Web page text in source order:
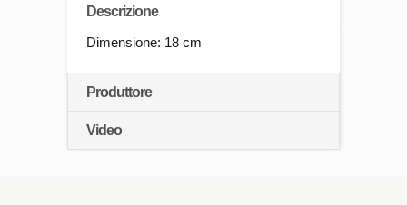
Descrizione
Dimensione: 18 cm
Produttore
Video